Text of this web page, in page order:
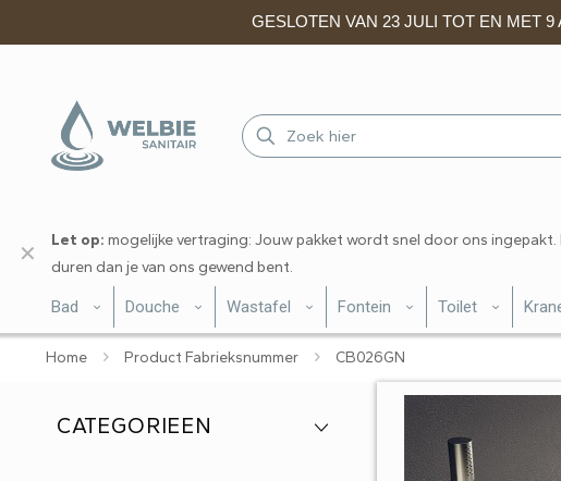
GESLOTEN VAN 23 JULI TOT EN MET
Let op: mogelijke vertraging: Jouw pakket wordt snel door ons
duren dan je van ons gewend bent.
✕
Bad Douche Wastafel Fontein Toilet
Home Product Fabrieksnummer CB026GN
CATEGORIEEN